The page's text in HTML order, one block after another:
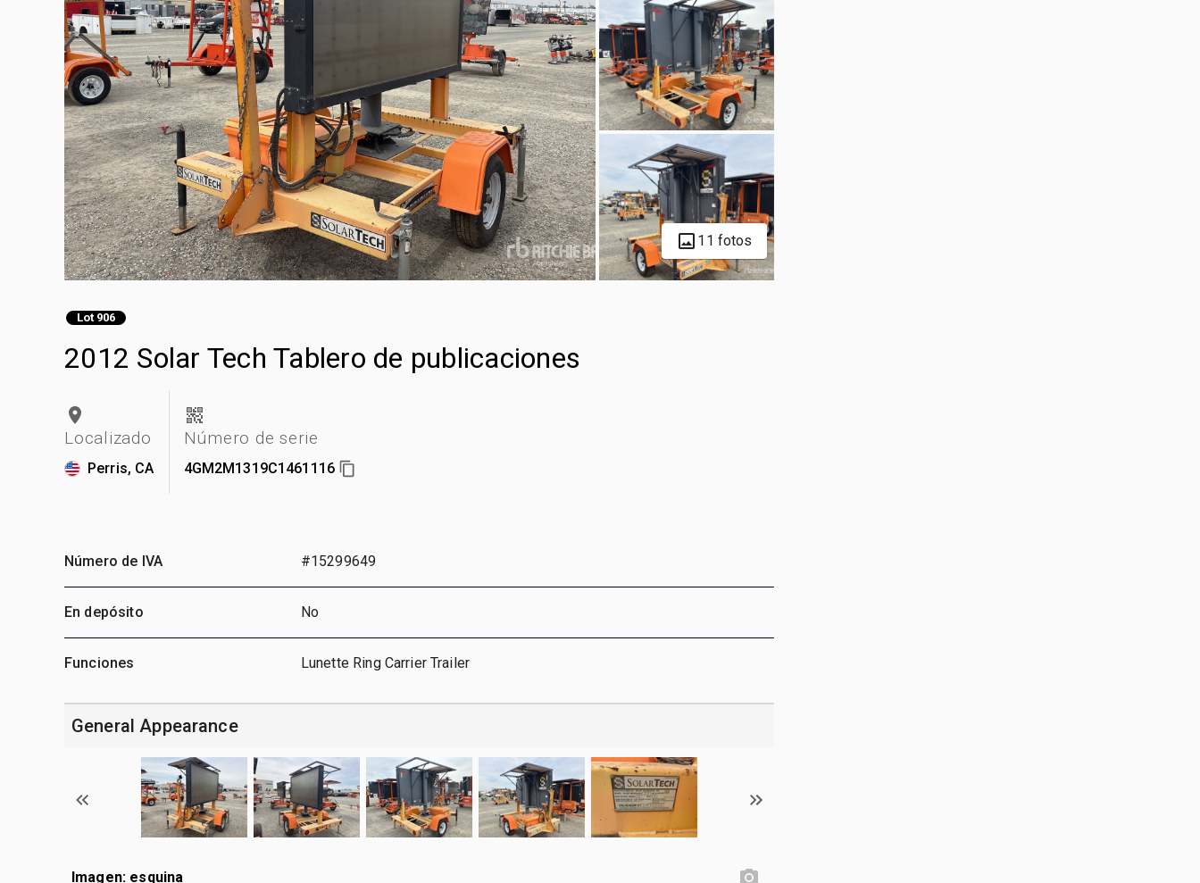
11 fotos
Lot 906
2012 Solar Tech Tablero de publicaciones
Localizado
Perris, CA
Número de serie
4GM2M1319C1461116
Número de IVA #15299649
En depósito No
Funciones Lunette Ring Carrier Trailer
General Appearance
Imagen: esquina